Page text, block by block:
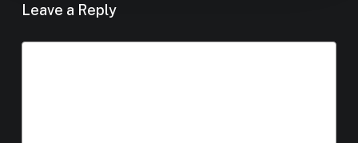
Leave a Reply